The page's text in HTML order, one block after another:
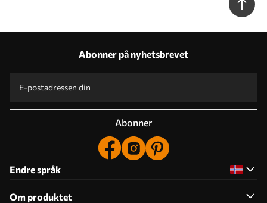
Abonner på nyhetsbrevet
Abonner
Endre språk
Om produktet